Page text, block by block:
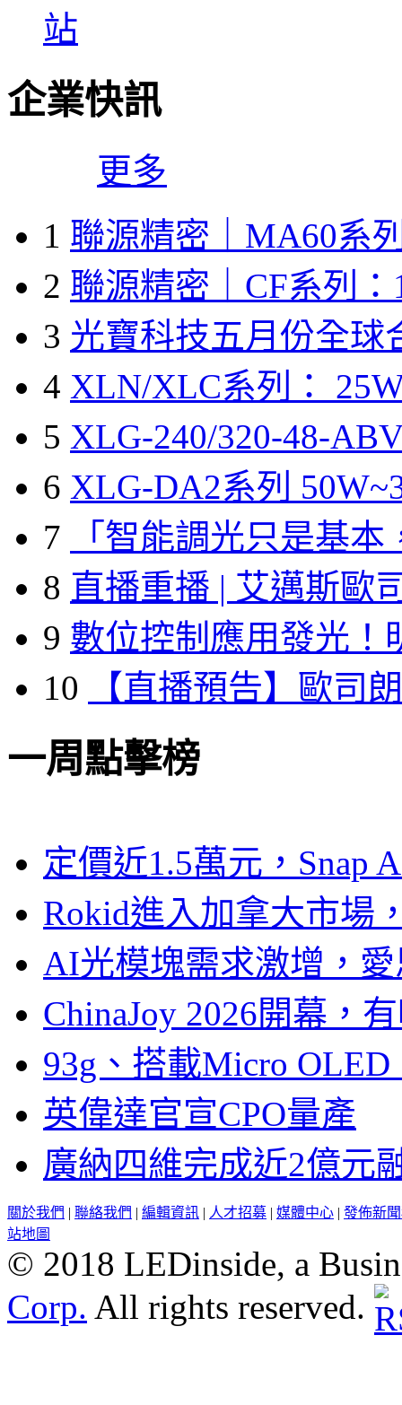
站
企業快訊
更多
1 聯源精密｜MA60系
2 聯源精密｜CF系列：
3 光寶科技五月份全球
4 XLN/XLC系列：
5 XLG-240/320-48-
6 XLG-DA2系列
7
「智能調光只是基本
8 直播重播 | 艾邁斯歐
9 數位控制應用發光！
10
【直播預告】歐司
一周點擊榜
定價近1.5萬元，Snap
Rokid進入加拿大市場
AI光模塊需求激增，
ChinaJoy 2026開幕，
93g、搭載Micro
英偉達官宣CPO量產
廣納四維完成近2億元
關於我們 | 聯絡我們 | 編輯資訊 | 人才招募 | 媒體中心 | 發佈新
站地圖
© 2018 LEDinside, a
Corp. All rights reserved.